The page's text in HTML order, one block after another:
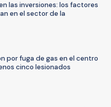
las inversiones: los factores
en el sector de la
por fuga de gas en el centro
cinco lesionados